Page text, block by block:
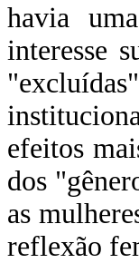
havia
interesse
efeitos
dos
as
reflexão